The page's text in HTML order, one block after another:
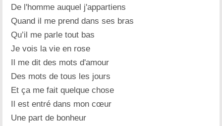
De l'homme auquel j'appartiens
Quand il me prend dans ses bras
Qu’il me parle tout bas
Je vois la vie en rose
Il me dit des mots d'amour
Des mots de tous les jours
Et ça me fait quelque chose
Il est entré dans mon cœur
Une part de bonheur